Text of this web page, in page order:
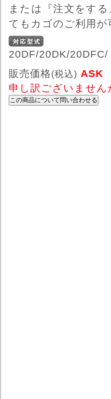
または『注文をす
てもカゴのご利用が
20DF/20DK/20DFC/
販売価格(税込) ASK
申し訳ございませ